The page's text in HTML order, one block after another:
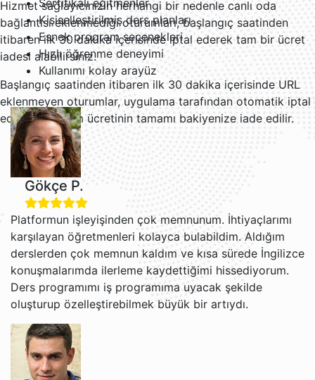
Hizmet sağlayıcınızın herhangi bir nedenle canlı oda
bağlantısı eklenmediği oturumları, başlangıç saatinden
itibaren ilk 30 dakika içerisinde iptal ederek tam bir ücret
iadesi alabilirsiniz.
Başlangıç saatinden itibaren ilk 30 dakika içerisinde URL
eklenmeyen oturumlar, uygulama tarafından otomatik iptal
edilir ve oturum ücretinin tamamı bakiyenize iade edilir.
Kişiselleştirilmiş ders planları
Esnek program seçenekleri
Hızlı öğrenme deneyimi
Kullanımı kolay arayüz
Gökçe P.
Platformun işleyişinden çok memnunum. İhtiyaçlarımı
karşılayan öğretmenleri kolayca bulabildim. Aldığım
derslerden çok memnun kaldım ve kısa sürede İngilizce
konuşmalarımda ilerleme kaydettiğimi hissediyorum.
Ders programımı iş programıma uyacak şekilde
oluşturup özelleştirebilmek büyük bir artıydı.